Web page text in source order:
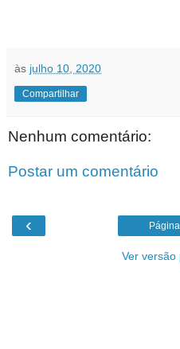
às julho 10, 2020
Compartilhar
Nenhum comentário:
Postar um comentário
‹
Ver versão